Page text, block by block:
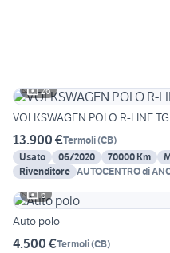
26
VOLKSWAGEN POLO R-LINE
13.900 €Termoli(CB)
Usato
06/2020 70000 Km
Rivenditore AUTOCENTRO di
6
Auto polo
4.500 €Termoli(CB)